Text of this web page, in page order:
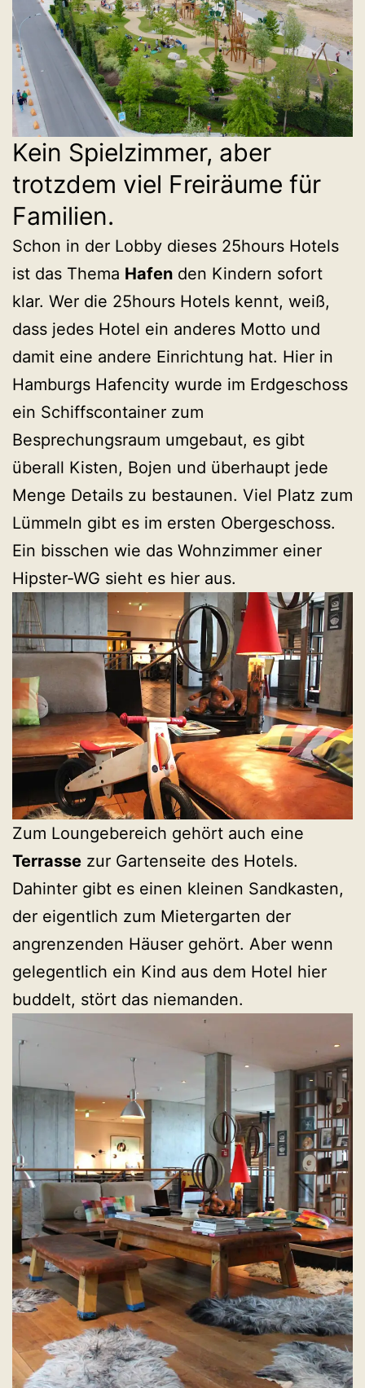
Kein Spielzimmer, aber
trotzdem viel Freiräume für
Familien.
Schon in der Lobby dieses 25hours Hotels
ist das Thema Hafen den Kindern sofort
klar. Wer die 25hours Hotels kennt, weiß,
dass jedes Hotel ein anderes Motto und
damit eine andere Einrichtung hat. Hier in
Hamburgs Hafencity wurde im Erdgeschoss
ein Schiffscontainer zum
Besprechungsraum umgebaut, es gibt
überall Kisten, Bojen und überhaupt jede
Menge Details zu bestaunen. Viel Platz zum
Lümmeln gibt es im ersten Obergeschoss.
Ein bisschen wie das Wohnzimmer einer
Hipster-WG sieht es hier aus.
Zum Loungebereich gehört auch eine
Terrasse zur Gartenseite des Hotels.
Dahinter gibt es einen kleinen Sandkasten,
der eigentlich zum Mietergarten der
angrenzenden Häuser gehört. Aber wenn
gelegentlich ein Kind aus dem Hotel hier
buddelt, stört das niemanden.